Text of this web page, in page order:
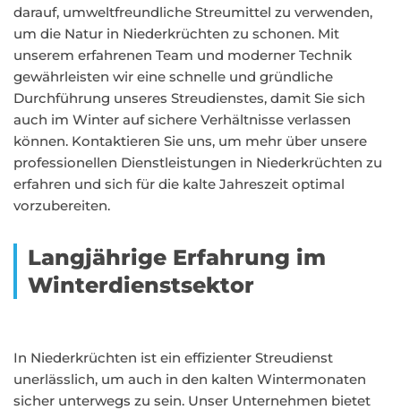
darauf, umweltfreundliche Streumittel zu verwenden,
um die Natur in Niederkrüchten zu schonen. Mit
unserem erfahrenen Team und moderner Technik
gewährleisten wir eine schnelle und gründliche
Durchführung unseres Streudienstes, damit Sie sich
auch im Winter auf sichere Verhältnisse verlassen
können. Kontaktieren Sie uns, um mehr über unsere
professionellen Dienstleistungen in Niederkrüchten zu
erfahren und sich für die kalte Jahreszeit optimal
vorzubereiten.
Langjährige Erfahrung im
Winterdienstsektor
In Niederkrüchten ist ein effizienter Streudienst
unerlässlich, um auch in den kalten Wintermonaten
sicher unterwegs zu sein. Unser Unternehmen bietet